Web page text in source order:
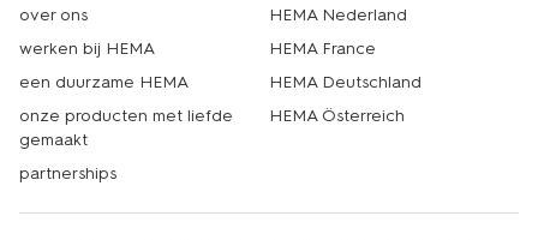
over ons
werken bij HEMA
een duurzame HEMA
onze producten met liefde
gemaakt
partnerships
HEMA Nederland
HEMA France
HEMA Deutschland
HEMA Österreich